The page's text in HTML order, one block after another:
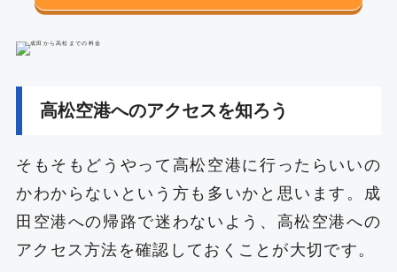
高松空港へのアクセスを知ろう
そもそもどうやって高松空港に行ったらいいの
かわからないという方も多いかと思います。成
田空港への帰路で迷わないよう、高松空港への
アクセス方法を確認しておくことが大切です。